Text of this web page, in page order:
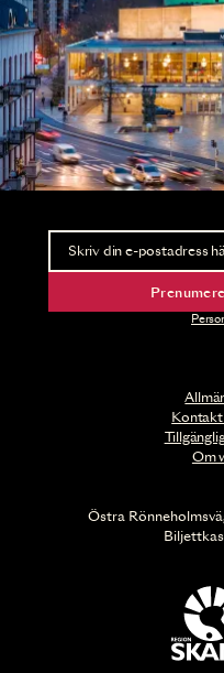
Om
Nyhetsbrev
Ta del av
Östra